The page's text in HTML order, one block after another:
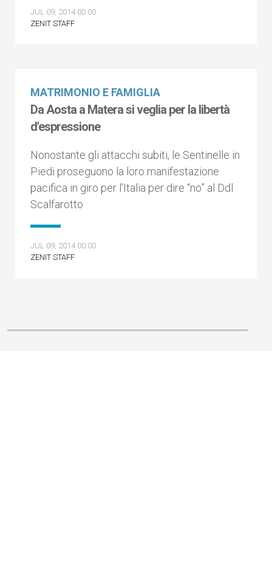
JUL 09, 2014 00:00
ZENIT STAFF
MATRIMONIO E FAMIGLIA
Da Aosta a Matera si veglia per la libertà
d'espressione
Nonostante gli attacchi subiti, le Sentinelle in
Piedi proseguono la loro manifestazione
pacifica in giro per l’Italia per dire “no” al Ddl
Scalfarotto
JUL 09, 2014 00:00
ZENIT STAFF